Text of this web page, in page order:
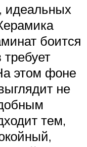
идеальных
боится
этом фоне
не
тем,